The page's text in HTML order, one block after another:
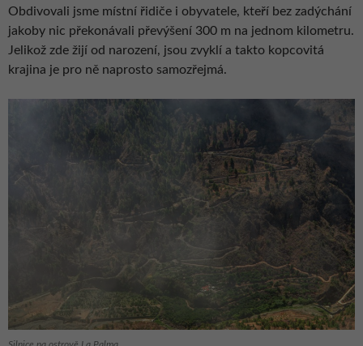
Obdivovali jsme místní řidiče i obyvatele, kteří bez zadýchání
jakoby nic překonávali převýšení 300 m na jednom kilometru.
Jelikož zde žijí od narození, jsou zvyklí a takto kopcovitá
krajina je pro ně naprosto samozřejmá.